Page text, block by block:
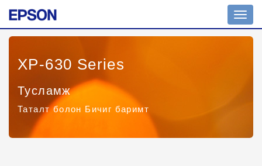
XP-630 Series
Тусламж
Таталт болон Бичиг баримт